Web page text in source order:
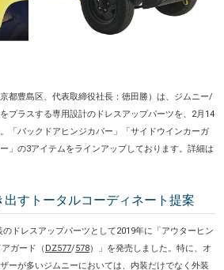
都豊島区、代表取締役社長：徳田勝）は、ジムニー/
プラスする専用設計のドレスアップパーツを、2月14
「バックドアヒンジカバー」「サイドウインカーガ
」の3アイテムをラインアップしております。詳細は
出すトータルコーディネート提案
ドレスアップパーツとして2019年に「アウターヒン
ガード（ DZ577/578）」を発売しました。特に、オ
ーが多いジムニーにおいては、内装だけでなく外装